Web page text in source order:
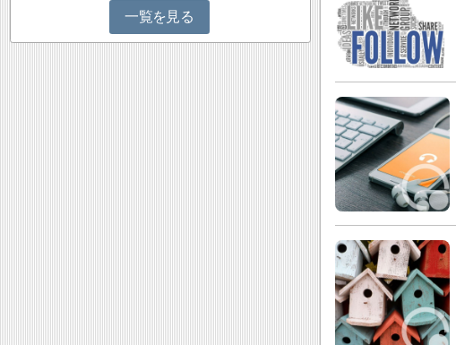
一覧を見る